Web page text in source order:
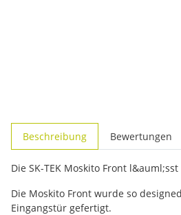
Beschreibung Bewertungen
Die SK-TEK Moskito Front
Die Moskito Front wurde so
Eingangstür gefertigt.